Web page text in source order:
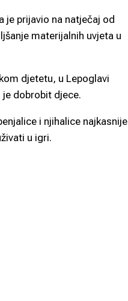
je prijavio na natječaj od
materijalnih uvjeta u
djetetu, u Lepoglavi
je dobrobit djece.
i njihalice najkasnije
u igri.